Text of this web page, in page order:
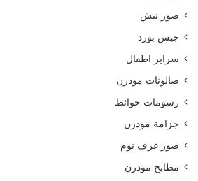
صور نيش
جبس بورد
سراير اطفال
صالونات مودرن
رسومات حوائط
جزامة مودرن
صور غرف نوم
مطابخ مودرن